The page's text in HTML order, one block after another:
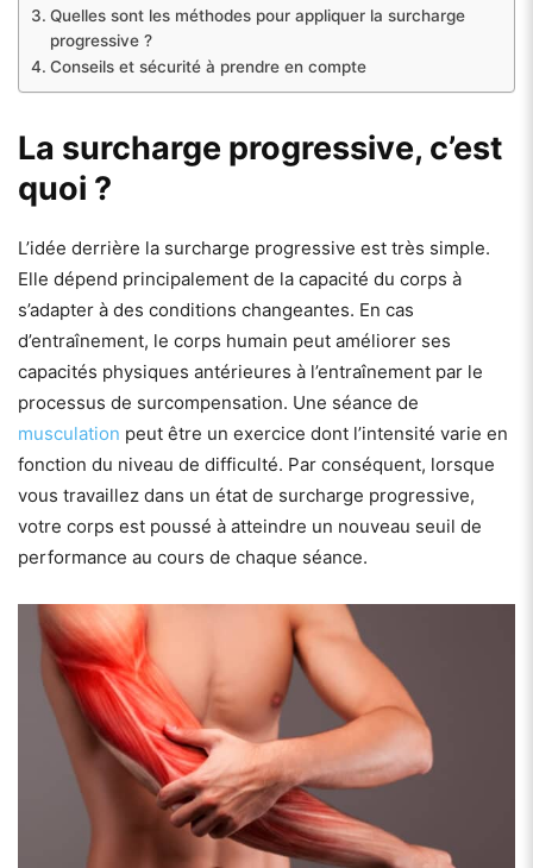
Quelles sont les méthodes pour appliquer la surcharge
progressive ?
Conseils et sécurité à prendre en compte
La surcharge progressive, c’est
quoi ?
L’idée derrière la surcharge progressive est très simple.
Elle dépend principalement de la capacité du corps à
s’adapter à des conditions changeantes. En cas
d’entraînement, le corps humain peut améliorer ses
capacités physiques antérieures à l’entraînement par le
processus de surcompensation. Une séance de
musculation peut être un exercice dont l’intensité varie en
fonction du niveau de difficulté. Par conséquent, lorsque
vous travaillez dans un état de surcharge progressive,
votre corps est poussé à atteindre un nouveau seuil de
performance au cours de chaque séance.